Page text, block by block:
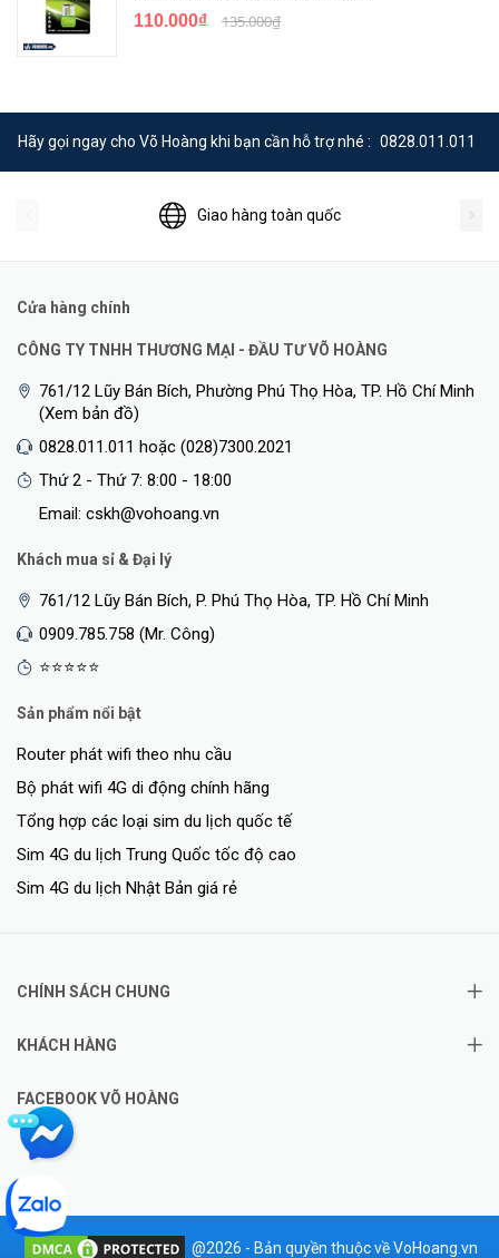
110.000₫ 135.000₫
Hãy gọi ngay cho Võ Hoàng khi bạn cần hỗ trợ nhé : 0828.011.011
Giao hàng toàn quốc
Cửa hàng chính
CÔNG TY TNHH THƯƠNG MẠI - ĐẦU TƯ VÕ HOÀNG
761/12 Lũy Bán Bích, Phường Phú Thọ Hòa, TP. Hồ Chí Minh
(Xem bản đồ)
0828.011.011 hoặc (028)7300.2021
Thứ 2 - Thứ 7: 8:00 - 18:00
Email: cskh@vohoang.vn
Khách mua sỉ & Đại lý
761/12 Lũy Bán Bích, P. Phú Thọ Hòa, TP. Hồ Chí Minh
0909.785.758 (Mr. Công)
⭐⭐⭐⭐⭐
Sản phẩm nổi bật
Router phát wifi theo nhu cầu
Bộ phát wifi 4G di động chính hãng
Tổng hợp các loại sim du lịch quốc tế
Sim 4G du lịch Trung Quốc tốc độ cao
Sim 4G du lịch Nhật Bản giá rẻ
CHÍNH SÁCH CHUNG
KHÁCH HÀNG
FACEBOOK VÕ HOÀNG
@2026 - Bản quyền thuộc về VoHoang.vn